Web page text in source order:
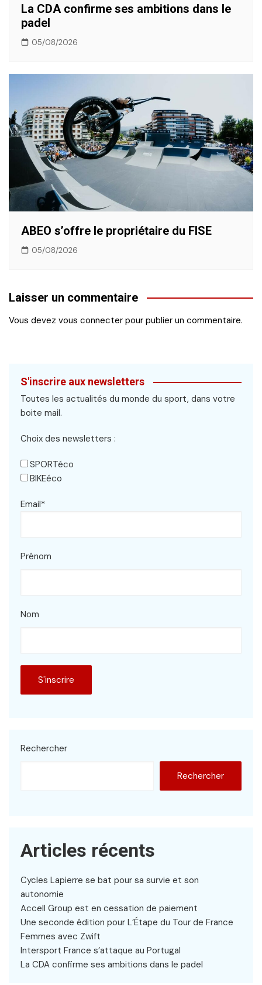
La CDA confirme ses ambitions dans le
padel
05/08/2026
ABEO s’offre le propriétaire du FISE
05/08/2026
Laisser un commentaire
Vous devez vous connecter pour publier un commentaire.
S'inscrire aux newsletters
Toutes les actualités du monde du sport, dans votre
boite mail.
Choix des newsletters :
SPORTéco
BIKEéco
Email*
Prénom
Nom
Rechercher
Rechercher
Articles récents
Cycles Lapierre se bat pour sa survie et son
autonomie
Accell Group est en cessation de paiement
Une seconde édition pour L’Étape du Tour de France
Femmes avec Zwift
Intersport France s’attaque au Portugal
La CDA confirme ses ambitions dans le padel